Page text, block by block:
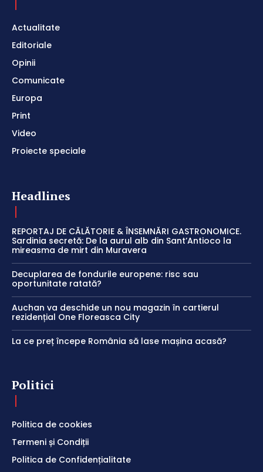
Actualitate
Editoriale
Opinii
Comunicate
Europa
Print
Video
Proiecte speciale
Headlines
REPORTAJ DE CĂLĂTORIE & ÎNSEMNĂRI GASTRONOMICE.
Sardinia secretă: De la aurul alb din Sant’Antioco la
mireasma de mirt din Muravera
Decuplarea de fondurile europene: risc sau
oportunitate ratată?
Auchan va deschide un nou magazin în cartierul
rezidențial One Floreasca City
La ce preț începe România să lase mașina acasă?
Politici
Politica de cookies
Termeni și Condiții
Politica de Confidențialitate